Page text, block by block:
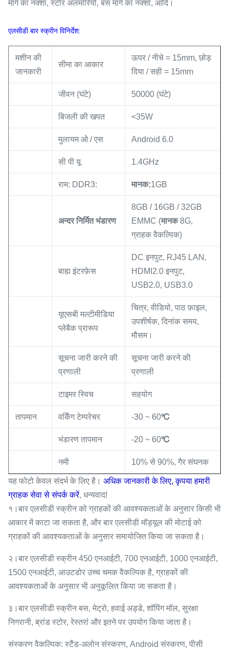
मार्ग का नक्शा, स्टोर अलमारियों, बस मार्ग का नक्शा, आदि।
एलसीडी बार स्क्रीन विनिर्देश:
मशीन की
जानकारी
सीमा का आकार
ऊपर / नीचे = 15mm, छोड़
दिया / सही = 15mm
जीवन (घंटे) 50000 (घंटे)
बिजली की खपत <35W
मुलायम ओ / एस Android 6.0
सी पी यू 1.4GHz
राम: DDR3: मानक:1GB
अन्दर निर्मित भंडारण
8GB / 16GB / 32GB
EMMC (मानक8G,
ग्राहक वैकल्पिक)
बाह्य इंटरफ़ेस
DC इनपुट, RJ45 LAN,
HDMI2.0 इनपुट,
USB2.0, USB3.0
यूएसबी मल्टीमीडिया
प्लेबैक प्रारूप
चित्र, वीडियो, पाठ फ़ाइल,
उपशीर्षक, दिनांक समय,
मौसम।
सूचना जारी करने की
प्रणाली
सूचना जारी करने की
प्रणाली
टाइमर स्विच सहयोग
तापमान वर्किंग टेम्परेचर -30 ~ 60℃
भंडारण तापमान -20 ~ 60℃
नमी 10% से 90%, गैर संघनक
यह फोटो केवल संदर्भ के लिए है। अधिक जानकारी के लिए, कृपया हमारी
ग्राहक सेवा से संपर्क करें, धन्यवाद!
१।बार एलसीडी स्क्रीन को ग्राहकों की आवश्यकताओं के अनुसार किसी भी
आकार में काटा जा सकता है, और बार एलसीडी मॉड्यूल की मोटाई को
ग्राहकों की आवश्यकताओं के अनुसार समायोजित किया जा सकता है।
२।बार एलसीडी स्क्रीन 450 एनआईटी, 700 एनआईटी, 1000 एनआईटी,
1500 एनआईटी, आउटडोर उच्च चमक वैकल्पिक है, ग्राहकों की
आवश्यकताओं के अनुसार भी अनुकूलित किया जा सकता है।
३।बार एलसीडी स्क्रीन बस, मेट्रो, हवाई अड्डे, शॉपिंग मॉल, सुरक्षा
निगरानी, ​​ब्रांड स्टोर, रेस्तरां और इतने पर उपयोग किया जाता है।
संस्करण वैकल्पिक: स्टैंड-अलोन संस्करण, Android संस्करण, पीसी